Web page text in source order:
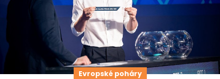
Evropské poháry